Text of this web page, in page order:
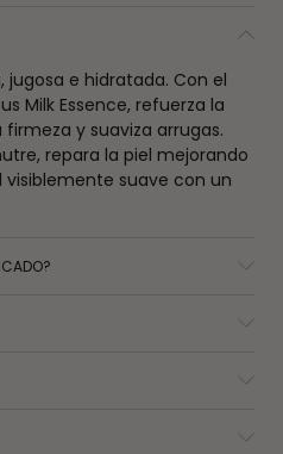
jugosa e hidratada. Con el
Milk Essence, refuerza la
y suaviza arrugas.
repara la piel mejorando
suave con un